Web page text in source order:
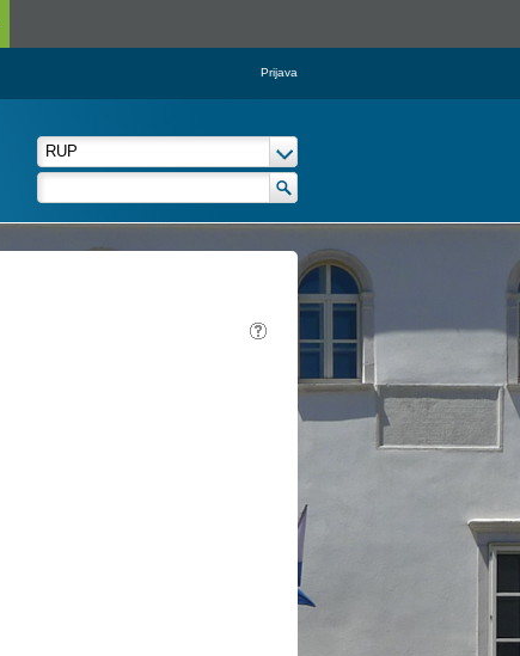
Prijava